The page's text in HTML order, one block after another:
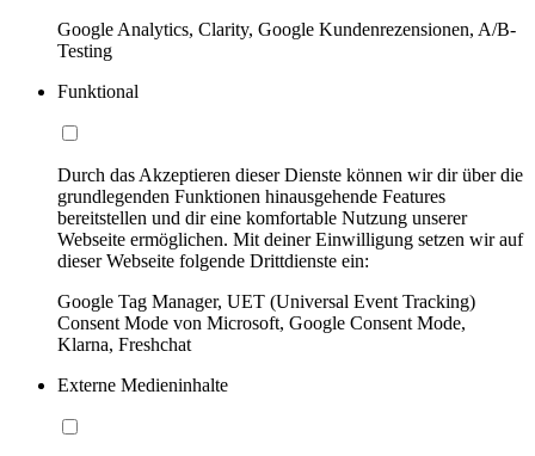
Google Analytics, Clarity, Google Kundenrezensionen, A/B-
Testing
Funktional
Durch das Akzeptieren dieser Dienste können wir dir über die
grundlegenden Funktionen hinausgehende Features
bereitstellen und dir eine komfortable Nutzung unserer
Webseite ermöglichen. Mit deiner Einwilligung setzen wir auf
dieser Webseite folgende Drittdienste ein:
Google Tag Manager, UET (Universal Event Tracking)
Consent Mode von Microsoft, Google Consent Mode,
Klarna, Freshchat
Externe Medieninhalte